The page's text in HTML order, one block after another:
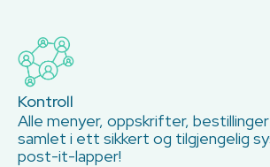
Kontroll
Alle menyer, oppskrifter,
samlet i ett sikkert og tilgjengelig
post-it-lapper!